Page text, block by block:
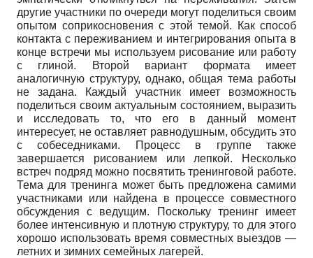
другие участники по очереди могут поделиться своим
опытом соприкосновения с этой темой. Как способ
контакта с переживанием и интегрирования опыта в
конце встречи мы используем рисование или работу
с глиной. Второй вариант формата имеет
аналогичную структуру, однако, общая тема работы
не задана. Каждый участник имеет возможность
поделиться своим актуальным состоянием, выразить
и исследовать то, что его в данный момент
интересует, не оставляет равнодушным, обсудить это
с собеседниками. Процесс в группе также
завершается рисованием или лепкой. Несколько
встреч подряд можно посвятить тренинговой работе.
Тема для тренинга может быть предложена самими
участниками или найдена в процессе совместного
обсуждения с ведущим. Поскольку тренинг имеет
более интенсивную и плотную структуру, то для этого
хорошо использовать время совместных выездов —
летних и зимних семейных лагерей.